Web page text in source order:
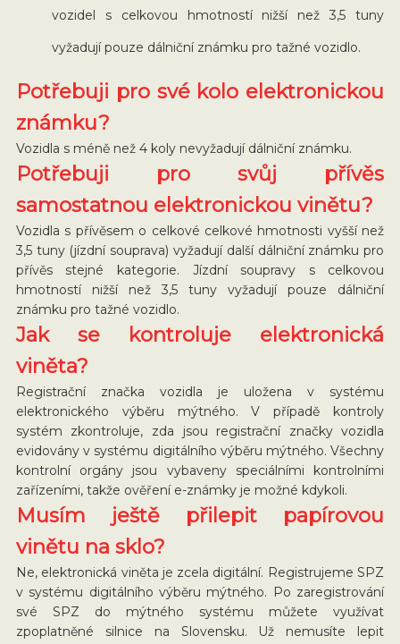
vozidel s celkovou hmotností nižší než 3,5 tuny
vyžadují pouze dálniční známku pro tažné vozidlo.
Potřebuji pro své kolo elektronickou
známku?
Vozidla s méně než 4 koly nevyžadují dálniční známku.
Potřebuji pro svůj přívěs
samostatnou elektronickou vinětu?
Vozidla s přívěsem o celkové celkové hmotnosti vyšší než
3,5 tuny (jízdní souprava) vyžadují další dálniční známku pro
přívěs stejné kategorie. Jízdní soupravy s celkovou
hmotností nižší než 3,5 tuny vyžadují pouze dálniční
známku pro tažné vozidlo.
Jak se kontroluje elektronická
viněta?
Registrační značka vozidla je uložena v systému
elektronického výběru mýtného. V případě kontroly
systém zkontroluje, zda jsou registrační značky vozidla
evidovány v systému digitálního výběru mýtného. Všechny
kontrolní orgány jsou vybaveny speciálními kontrolními
zařízeními, takže ověření e-známky je možné kdykoli.
Musím ještě přilepit papírovou
vinětu na sklo?
Ne, elektronická viněta je zcela digitální. Registrujeme SPZ
v systému digitálního výběru mýtného. Po zaregistrování
své SPZ do mýtného systému můžete využívat
zpoplatněné silnice na Slovensku. Už nemusíte lepit